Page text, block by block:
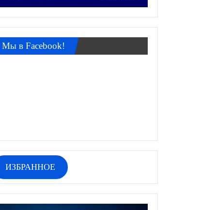
Мы в Facebook!
ИЗБРАННОЕ